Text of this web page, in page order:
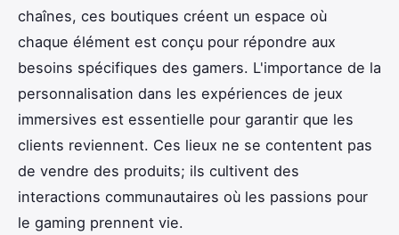
chaînes, ces boutiques créent un espace où
chaque élément est conçu pour répondre aux
besoins spécifiques des gamers. L'importance de la
personnalisation dans les expériences de jeux
immersives est essentielle pour garantir que les
clients reviennent. Ces lieux ne se contentent pas
de vendre des produits; ils cultivent des
interactions communautaires où les passions pour
le gaming prennent vie.